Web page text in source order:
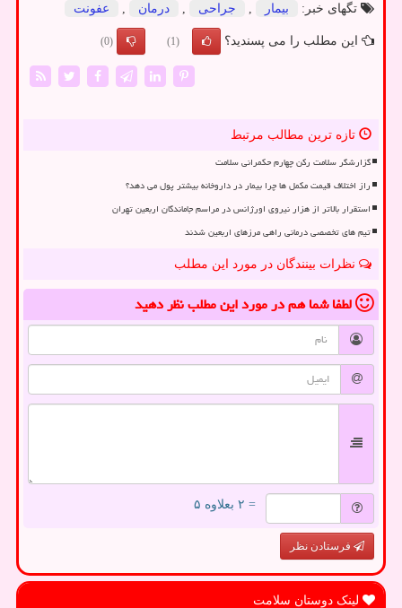
تگهای خبر:
بیمار جراحی درمان عفونت
این مطلب را می پسندید؟ (1)
(0)
تازه ترین مطالب مرتبط
گزارشگر سلامت رکن چهارم حکمرانی سلامت
راز اختلاف قیمت مکمل ها چرا بیمار در داروخانه بیشتر پول می دهد؟
استقرار بالاتر از هزار نیروی اورژانس در مراسم جاماندگان اربعین تهران
تیم های تخصصی درمانی راهی مرزهای اربعین شدند
نظرات بینندگان در مورد این مطلب
لطفا شما همدر مورد این مطلبنظر دهید
= ۲ بعلاوه ۵
فرستادن نظر
لینک دوستان سلامت